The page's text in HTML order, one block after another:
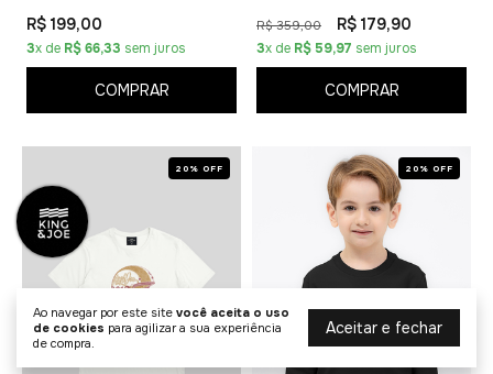
Ao navegar por este site você aceita o uso
de cookies para agilizar a sua experiência
de compra.
Aceitar e fechar
R$ 199,00
3x de R$ 66,33 sem juros
COMPRAR
R$ 359,00 R$ 179,90
3x de R$ 59,97 sem juros
COMPRAR
20% OFF 20% OFF